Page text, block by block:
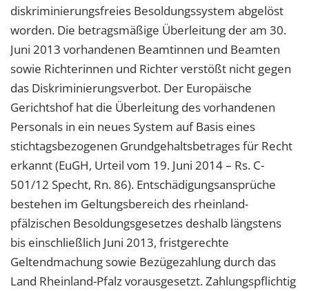
diskriminierungsfreies Besoldungssystem abgelöst
worden. Die betragsmäßige Überleitung der am 30.
Juni 2013 vorhandenen Beamtinnen und Beamten
sowie Richterinnen und Richter verstößt nicht gegen
das Diskriminierungsverbot. Der Europäische
Gerichtshof hat die Überleitung des vorhandenen
Personals in ein neues System auf Basis eines
stichtagsbezogenen Grundgehaltsbetrages für Recht
erkannt (EuGH, Urteil vom 19. Juni 2014 – Rs. C-
501/12 Specht, Rn. 86). Entschädigungsansprüche
bestehen im Geltungsbereich des rheinland-
pfälzischen Besoldungsgesetzes deshalb längstens
bis einschließlich Juni 2013, fristgerechte
Geltendmachung sowie Bezügezahlung durch das
Land Rheinland-Pfalz vorausgesetzt. Zahlungspflichtig